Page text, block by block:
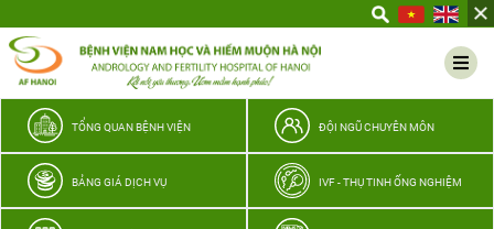
thương
TỔNG QUAN BỆNH VIỆN ĐỘI NGŨ CHUYÊN MÔN
BẢNG GIÁ DỊCH VỤ IVF - THỤ TINH ỐNG NGHIỆM